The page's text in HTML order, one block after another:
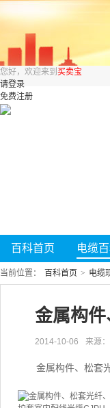
您好，欢迎来到 买卖宝
请登录
免费注册
百科首页 电缆
当前位置： 百科首页 > 电缆
金属构
2014-10-06 来源
金属构件、松套